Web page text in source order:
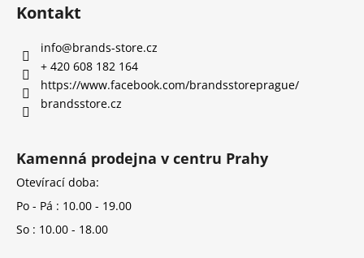
Kontakt
info@brands-store.cz
+ 420 608 182 164
https://www.facebook.com/brandsstoreprague/
brandsstore.cz
Kamenná prodejna v centru Prahy
Otevírací doba:
Po - Pá : 10.00 - 19.00
So : 10.00 - 18.00